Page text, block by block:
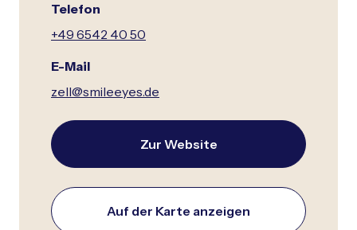
Telefon
+49 6542 40 50
E-Mail
zell@smileeyes.de
Zur Website
Auf der Karte anzeigen